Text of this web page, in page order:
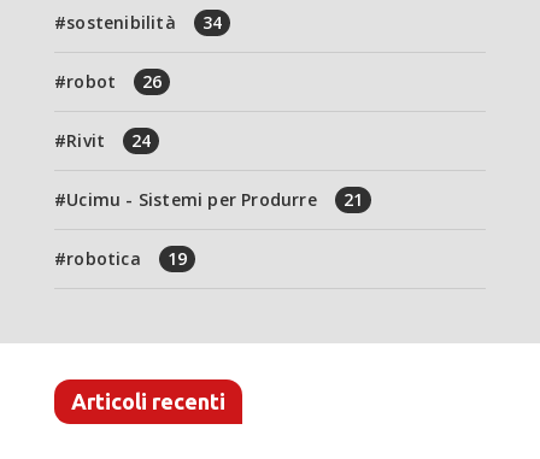
sostenibilità 34
robot 26
Rivit 24
Ucimu - Sistemi per Produrre 21
robotica 19
Articoli recenti